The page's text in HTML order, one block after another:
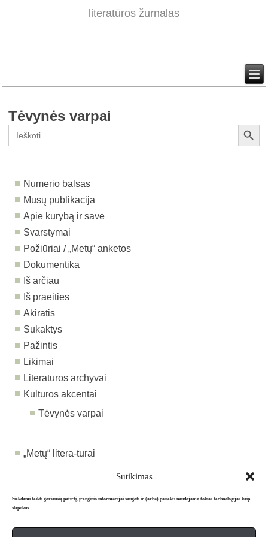
Sutikimas
Siekdami teikti geriausią patirtį, įrenginio informacijai saugoti ir (arba) pasiekti naudojame tokias technologijas kaip
slapukus.
literatūros žurnalas
Tėvynės varpai
for:
Search Button
Numerio balsas
Mūsų publikacija
Apie kūrybą ir save
Svarstymai
Požiūriai / „Metų“ anketos
Dokumentika
Iš arčiau
Iš praeities
Akiratis
Sukaktys
Pažintis
Likimai
Literatūros archyvai
Kultūros akcentai
Tėvynės varpai
„Metų“ litera-turai